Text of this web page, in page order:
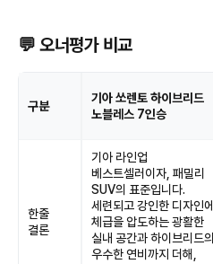
💬 오너평가 비교
구분
기아 쏘렌토 하이브리드
노블레스 7인승
한줄
결론
기아 라인업
베스트셀러이자, 패밀리
SUV의 표준입니다.
세련되고 강인한 디자인에
체급을 압도하는 광활한
실내 공간과 하이브리드의
우수한 연비까지 더해,